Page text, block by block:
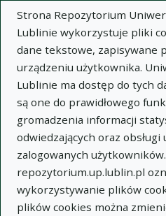
Strona Repozytorium
Lublinie wykorzystuje pliki
dane tekstowe, zapisywane
urządzeniu użytkownika.
Lublinie ma dostęp do tych
są one do prawidłowego
gromadzenia informacji
odwiedzających oraz obsługi
zalogowanych
repozytorium.up.lublin.pl
wykorzystywanie plików
plików cookies można
Repozytorium
Przyrodniczego w
Indeksy
Akcje na kolekcjach
Kolekcje(automatyczne